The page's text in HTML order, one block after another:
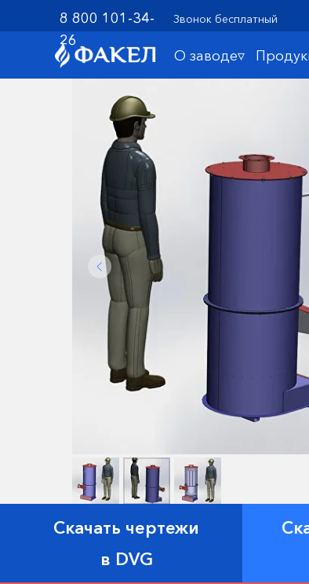
8 800 101-34-
26
Звонок бесплатный
О заводе▿
Скачать чертежи
в DVG